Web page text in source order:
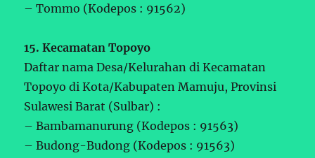
– Tommo (Kodepos : 91562)
15. Kecamatan Topoyo
Daftar nama Desa/Kelurahan di Kecamatan
Topoyo di Kota/Kabupaten Mamuju, Provinsi
Sulawesi Barat (Sulbar) :
– Bambamanurung (Kodepos : 91563)
– Budong-Budong (Kodepos : 91563)